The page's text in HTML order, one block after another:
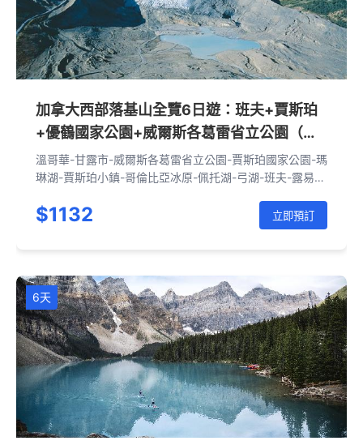
加拿大西部落基山全覽6日遊：班夫+賈斯珀
+優鶴國家公園+威爾斯各葛雷省立公園（溫
哥華進 卡爾加里出|含接送機）
溫哥華-甘露市-威爾斯各葛雷省立公園-賈斯珀國家公園-瑪
琳湖-賈斯珀小鎮-哥倫比亞冰原-佩托湖-弓湖-班夫-露易絲
布-惡魔石柱-卡爾加里
$1132 立即預訂
6天